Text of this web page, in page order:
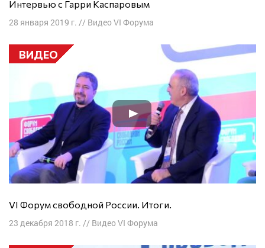
Интервью с Гарри Каспаровым
28 января 2019 г. // Видео VI Форума
ВИДЕО
VI Форум свободной России. Итоги.
23 декабря 2018 г. // Видео VI Форума